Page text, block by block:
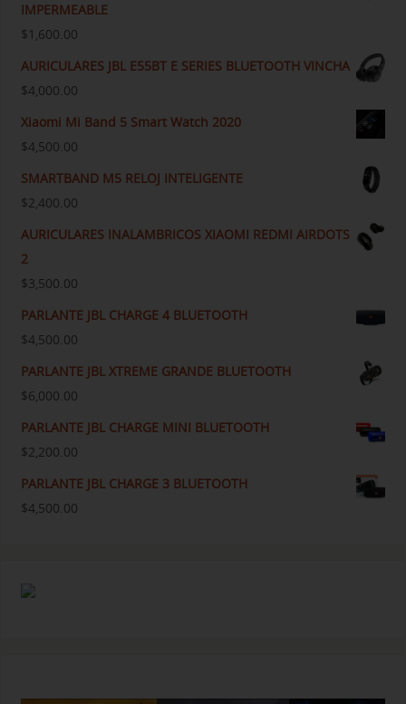
IMPERMEABLE
$1,600.00
AURICULARES JBL E55BT E SERIES BLUETOOTH VINCHA
$4,000.00
Xiaomi Mi Band 5 Smart Watch 2020
$4,500.00
SMARTBAND M5 RELOJ INTELIGENTE
$2,400.00
AURICULARES INALAMBRICOS XIAOMI REDMI AIRDOTS
2
$3,500.00
PARLANTE JBL CHARGE 4 BLUETOOTH
$4,500.00
PARLANTE JBL XTREME GRANDE BLUETOOTH
$6,000.00
PARLANTE JBL CHARGE MINI BLUETOOTH
$2,200.00
PARLANTE JBL CHARGE 3 BLUETOOTH
$4,500.00